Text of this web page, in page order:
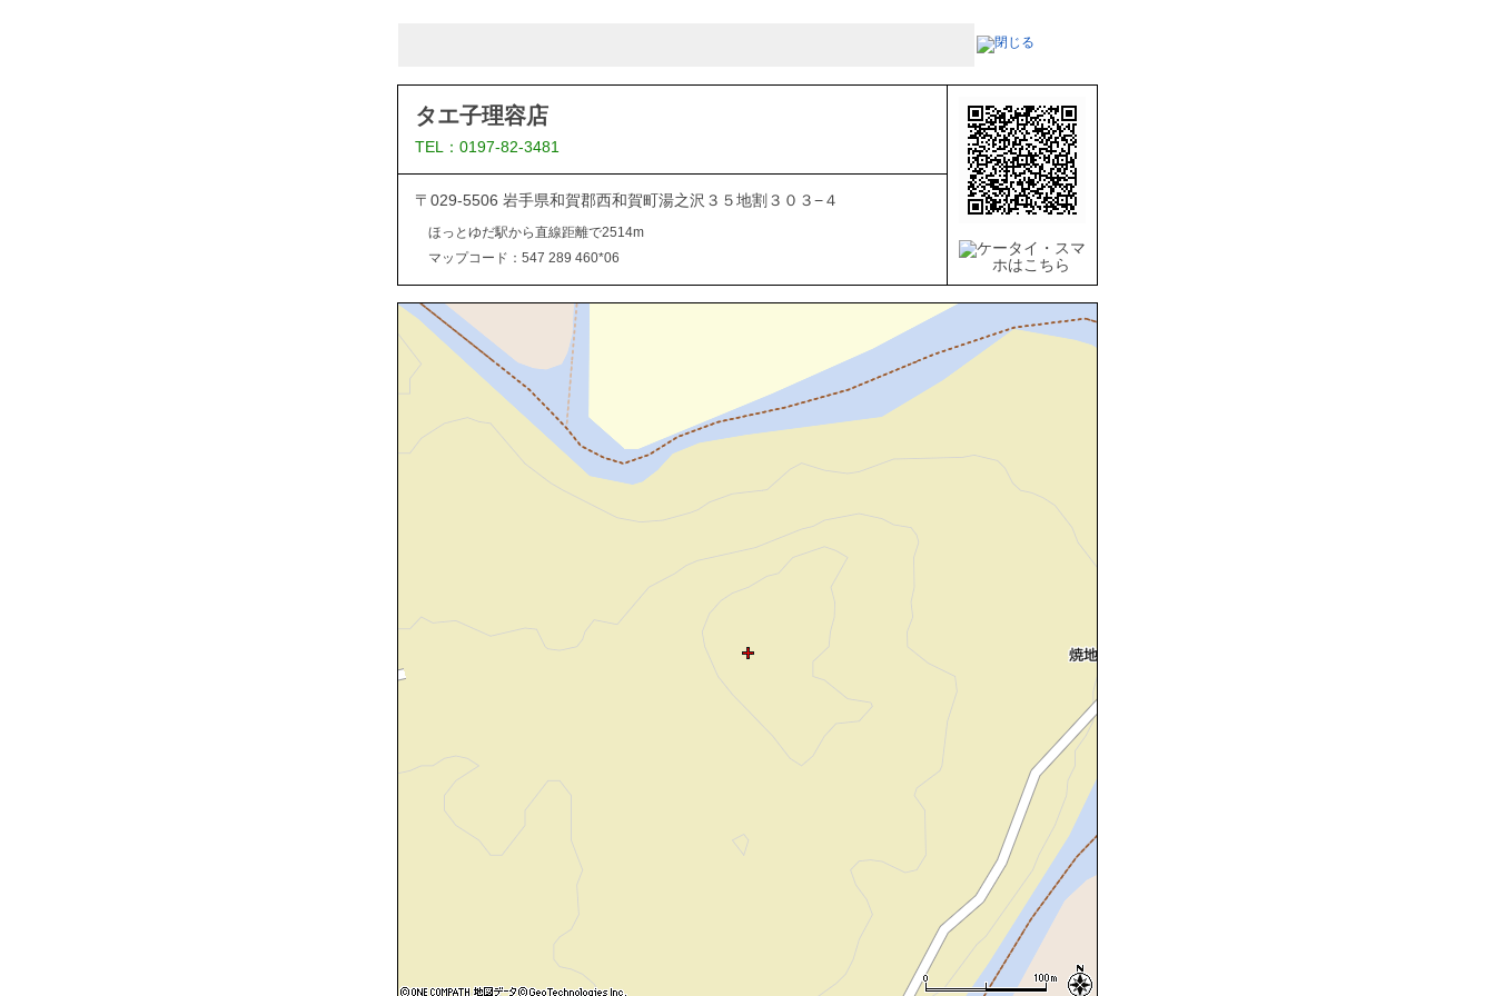
タエ子理容店
TEL：0197-82-3481
〒029-5506 岩手県和賀郡西和賀町湯之沢３５地割３０３−４
ほっとゆだ駅から直線距離で2514m
マップコード：547 289 460*06